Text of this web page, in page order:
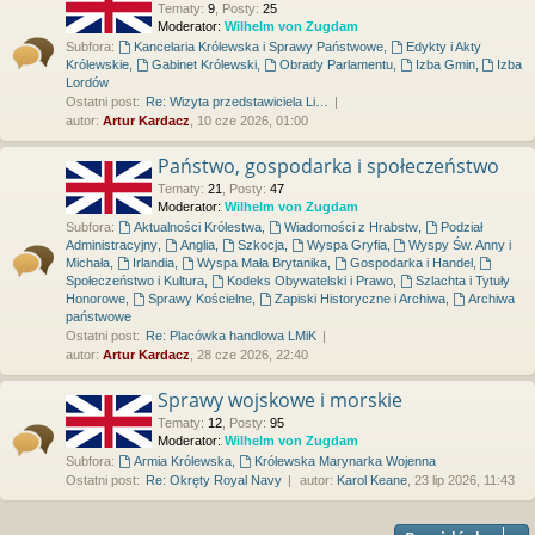
Tematy: 9 Posty: 25
Moderator: Wilhelm von Zugdam
Subfora:
Kancelaria Królewska i Sprawy Państwowe,
Edykty i Akty
Królewskie
Gabinet Królewski, Obrady Parlamentu, Izba Gmin,
Izba
Lordów
Ostatni post: Re: Wizyta przedstawiciela Li…
autor: Artur Kardacz , 10 cze 2026, 01:00
Państwo, gospodarka i społeczeństwo
Tematy: 21 Posty: 47
Moderator: Wilhelm von Zugdam
Subfora:
Aktualności Królestwa, Wiadomości z Hrabstw,
Podział
Administracyjny
Anglia, Szkocja, Wyspa Gryfia,
Wyspy Św. Anny i
Michała
Irlandia, Wyspa Mała Brytanika, Gospodarka i Handel,
Społeczeństwo i Kultura
Kodeks Obywatelski i Prawo,
Szlachta i Tytuły
Honorowe
Sprawy Kościelne, Zapiski Historyczne i Archiwa,
Archiwa
państwowe
Ostatni post: Re: Placówka handlowa LMiK
autor: Artur Kardacz , 28 cze 2026, 22:40
Sprawy wojskowe i morskie
Tematy: 12 Posty: 95
Moderator: Wilhelm von Zugdam
Subfora:
Armia Królewska,
Królewska Marynarka Wojenna
Ostatni post: Re: Okręty Royal Navy autor: Karol Keane , 23 lip 2026, 11:43